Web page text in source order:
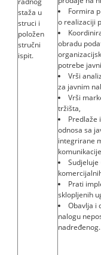
staža u
struci i
položen
stručni
ispit.
Formira
o realizaciji
obradu
potrebe
Vrši
za javnim
Vrši
tržišta,
Predlaže
odnosa sa
integrirane
Prati
sklopljenih
Obavlja i
nalogu
nadređenog.